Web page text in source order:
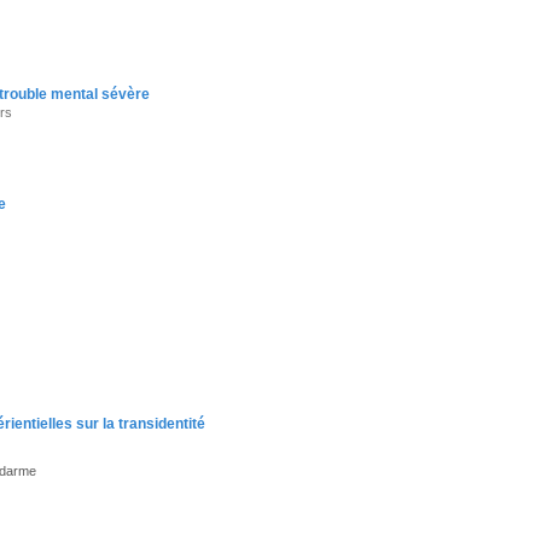
mental sévère
sur la transidentité